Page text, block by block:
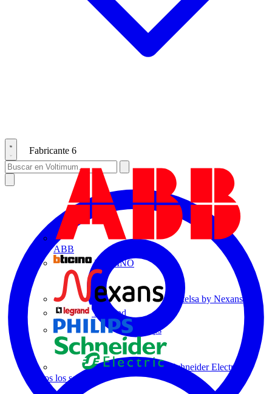
Fabricante 6
ABB
BTICINO
Centelsa by Nexans
Legrand
Philips
Schneider Electric
Todos los socios